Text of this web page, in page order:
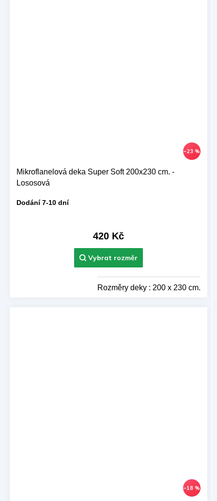
–23 %
Mikroflanelová deka Super Soft 200x230 cm. -
Lososová
Dodání 7-10 dní
420 Kč
Rozměry deky : 200 x 230 cm.
–18 %